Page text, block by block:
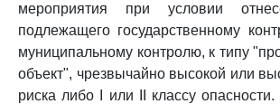
мероприятия при условии
подлежащего государственному
муниципальному контролю, к типу
объект", чрезвычайно высокой или
риска либо I или II классу